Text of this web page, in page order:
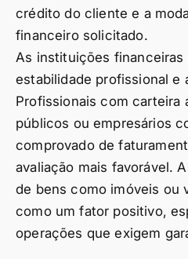
crédito do cliente e a
financeiro solicitado.
As instituições
estabilidade profissional e
Profissionais com carteira
públicos ou empresários
comprovado de
avaliação mais favorável.
de bens como imóveis ou
como um fator positivo,
operações que exigem